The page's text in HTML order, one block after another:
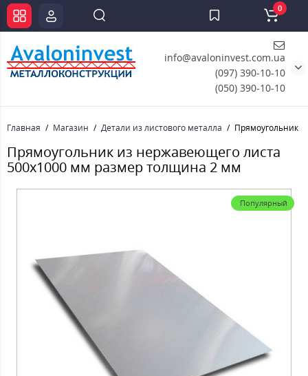
info@avaloninvest.com.ua
(097) 390-10-10
(050) 390-10-10
0
Главная Магазин Детали из листового металла Прямоугольник
Прямоугольник из нержавеющего листа
500х1000 мм размер толщина 2 мм
Популярный